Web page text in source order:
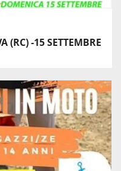
(RC) -15 SETTEMBRE